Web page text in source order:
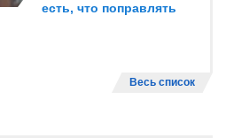
есть, что поправлять
Весь список